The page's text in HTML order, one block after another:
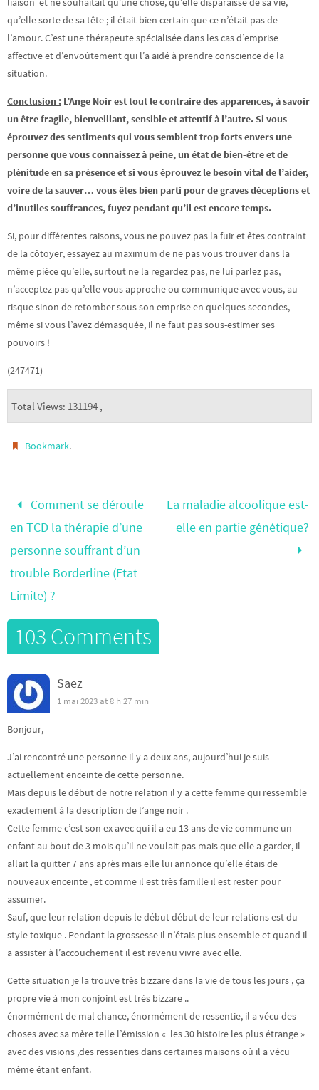
qu’elle sorte de sa tête ; il était bien certain que ce n’était pas de
l’amour. C’est une thérapeute spécialisée dans les cas d’emprise
affective et d’envoûtement qui l’a aidé à prendre conscience de la
situation.
Conclusion : L’Ange Noir est tout le contraire des apparences, à savoir
un être fragile, bienveillant, sensible et attentif à l’autre. Si vous
éprouvez des sentiments qui vous semblent trop forts envers une
personne que vous connaissez à peine, un état de bien-être et de
plénitude en sa présence et si vous éprouvez le besoin vital de l’aider,
voire de la sauver… vous êtes bien parti pour de graves déceptions et
d’inutiles souffrances,fuyez pendant qu’il est encore temps.
Si, pour différentes raisons, vous ne pouvez pas la fuir et êtes contraint
de la côtoyer, essayez au maximum de ne pas vous trouver dans la
même pièce qu’elle, surtout ne la regardez pas, ne lui parlez pas,
n’acceptez pas qu’elle vous approche ou communique avec vous, au
risque sinon de retomber sous son emprise en quelques secondes,
même si vous l’avez démasquée, il ne faut pas sous-estimer ses
pouvoirs !
(247471)
Total Views: 131194 ,
Bookmark.
Comment se déroule
en TCD la thérapie d’une
personne souffrant d’un
trouble Borderline (Etat
Limite) ?
La maladie alcoolique est-
elle en partie génétique?
103 Comments
Saez
1 mai 2023 at 8 h 27 min
Bonjour,
J’ai rencontré une personne il y a deux ans, aujourd’hui je suis
actuellement enceinte de cette personne.
Mais depuis le début de notre relation il y a cette femme qui ressemble
exactement à la description de l’ange noir .
Cette femme c’est son ex avec qui il a eu 13 ans de vie commune un
enfant au bout de 3 mois qu’il ne voulait pas mais que elle a garder, il
allait la quitter 7 ans après mais elle lui annonce qu’elle étais de
nouveaux enceinte , et comme il est très famille il est rester pour
assumer.
Sauf, que leur relation depuis le début début de leur relations est du
style toxique . Pendant la grossesse il n’étais plus ensemble et quand il
a assister à l’accouchement il est revenu vivre avec elle.
Cette situation je la trouve très bizzare dans la vie de tous les jours , ça
propre vie à mon conjoint est très bizzare ..
énormément de mal chance, énormément de ressentie, il a vécu des
choses avec sa mère telle l’émission « les 30 histoire les plus étrange »
avec des visions ,des ressenties dans certaines maisons où il a vécu
même étant enfant.